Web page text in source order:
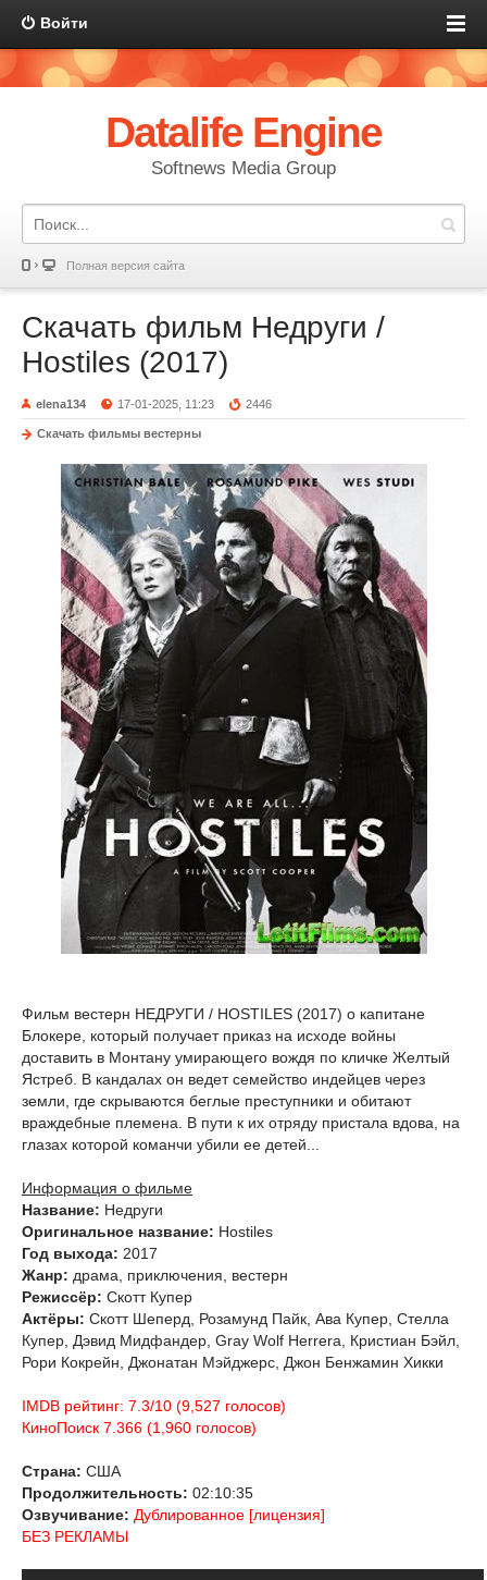
Войти
Datalife Engine
Softnews Media Group
Полная версия сайта
Скачать фильм Недруги /
Hostiles (2017)
elena134 17-01-2025, 11:23 2446
Скачать фильмы вестерны
Фильм вестерн НЕДРУГИ / HOSTILES (2017) о капитане
Блокере, который получает приказ на исходе войны
доставить в Монтану умирающего вождя по кличке Желтый
Ястреб. В кандалах он ведет семейство индейцев через
земли, где скрываются беглые преступники и обитают
враждебные племена. В пути к их отряду пристала вдова, на
глазах которой команчи убили ее детей...
Информация о фильме
Название: Недруги
Оригинальное название: Hostiles
Год выхода: 2017
Жанр: драма, приключения, вестерн
Режиссёр: Скотт Купер
Актёры: Скотт Шеперд, Розамунд Пайк, Ава Купер, Стелла
Купер, Дэвид Мидфандер, Gray Wolf Herrera, Кристиан Бэйл,
Рори Кокрейн, Джонатан Мэйджерс, Джон Бенжамин Хикки
IMDB рейтинг: 7.3/10 (9,527 голосов)
КиноПоиск 7.366 (1,960 голосов)
Страна: США
Продолжительность: 02:10:35
Озвучивание: Дублированное [лицензия]
БЕЗ РЕКЛАМЫ